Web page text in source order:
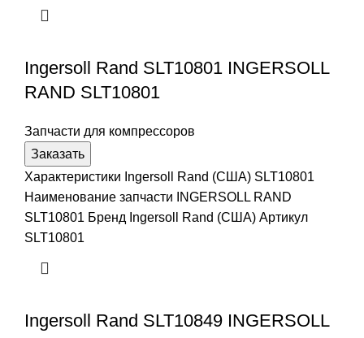
Ingersoll Rand SLT10801 INGERSOLL
RAND SLT10801
Запчасти для компрессоров
Заказать
Характеристики Ingersoll Rand (США) SLT10801
Наименование запчасти INGERSOLL RAND
SLT10801 Бренд Ingersoll Rand (США) Артикул
SLT10801
Ingersoll Rand SLT10849 INGERSOLL